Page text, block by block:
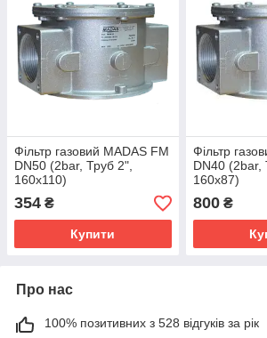
Фільтр газовий MADAS FM
DN50 (2bar, Труб 2",
160x110)
354 ₴
Купити
Фільтр
DN40 (2bar,
160x87)
800₴
Про нас
100% позитивних з 528 відгуків за рік